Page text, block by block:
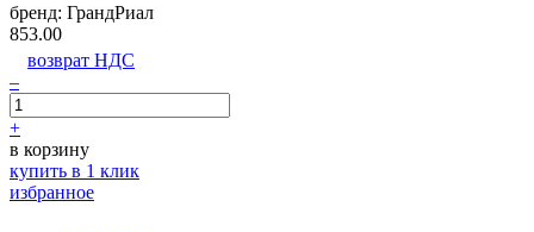
бренд: ГрандРиал
853.00
возврат НДС
–
+
в корзину
купить в 1 клик
избранное